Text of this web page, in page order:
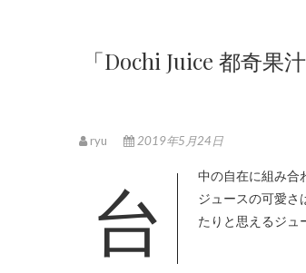
「Dochi Juice 都奇
ryu 2019年5月24日
台中の自在に組み合わせることが出来るおしゃれなジューススタンドはInstagramにもよく登場してくるお店で
ジュースの可愛さ
たりと思えるジュ